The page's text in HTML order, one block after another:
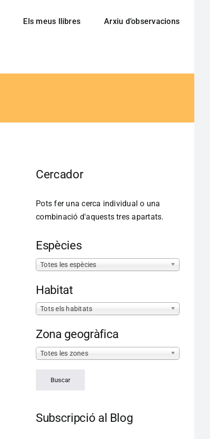
Els meus llibres Arxiu d’observacions
Cercador
Pots fer una cerca individual o una
combinació d'aquests tres apartats.
Espècies
Totes les espècies
Habitat
Tots els habitats
Zona geogràfica
Totes les zones
Subscripció al Blog